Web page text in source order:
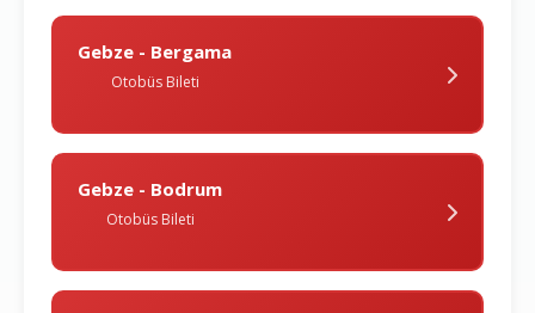
Gebze - Bergama
Otobüs Bileti
Gebze - Bodrum
Otobüs Bileti